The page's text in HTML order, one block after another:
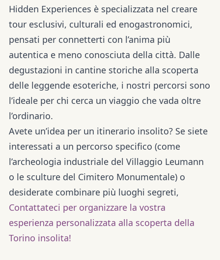
Hidden Experiences è specializzata nel creare
tour esclusivi, culturali ed enogastronomici,
pensati per connetterti con l’anima più
autentica e meno conosciuta della città. Dalle
degustazioni in cantine storiche alla scoperta
delle leggende esoteriche, i nostri percorsi sono
l’ideale per chi cerca un viaggio che vada oltre
l’ordinario.
Avete un’idea per un itinerario insolito? Se siete
interessati a un percorso specifico (come
l’archeologia industriale del Villaggio Leumann
o le sculture del Cimitero Monumentale) o
desiderate combinare più luoghi segreti,
Contattateci per organizzare la vostra
esperienza personalizzata alla scoperta della
Torino insolita!